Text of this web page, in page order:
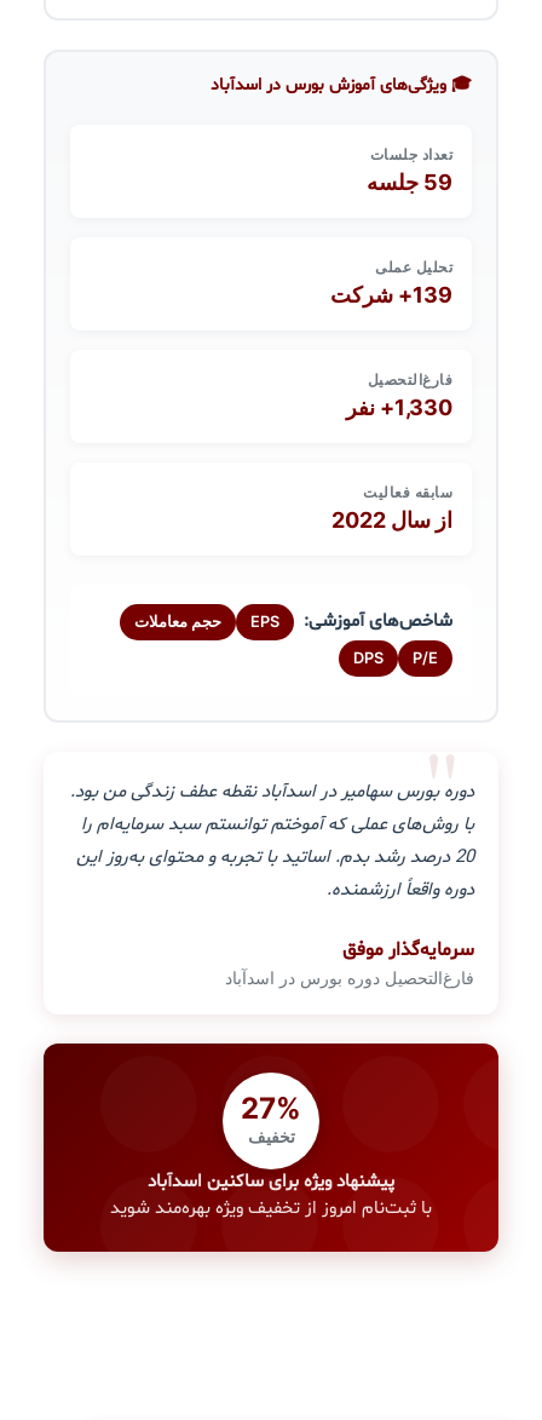
🎓 ویژگی‌های آموزش بورس در اسدآباد
تعداد جلسات
59 جلسه
تحلیل عملی
139+ شرکت
فارغ‌التحصیل
1,330+ نفر
سابقه فعالیت
از سال 2022
شاخص‌های آموزشی: EPS حجم معاملات
P/E
DPS
"
دوره بورس سهامیر در اسدآباد نقطه عطف زندگی من بود.
با روش‌های عملی که آموختم توانستم سبد سرمایه‌ام را
20 درصد رشد بدم. اساتید با تجربه و محتوای به‌روز این
دوره واقعاً ارزشمنده.
سرمایه‌گذار موفق
فارغ‌التحصیل دوره بورس در اسدآباد
27%
تخفیف
پیشنهاد ویژه برای ساکنین اسدآباد
با ثبت‌نام امروز از تخفیف ویژه بهره‌مند شوید